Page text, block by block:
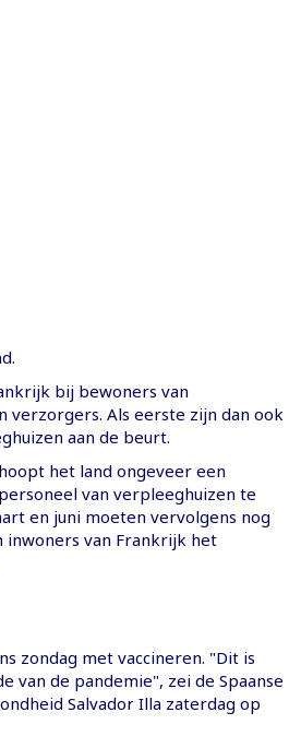
bij bewoners van
verzorgers. Als eerste zijn dan ook
aan de beurt.
het land ongeveer een
van verpleeghuizen te
en juni moeten vervolgens nog
inwoners van Frankrijk het
zondag met vaccineren. "Dit is
van de pandemie", zei de Spaanse
Salvador Illa zaterdag op